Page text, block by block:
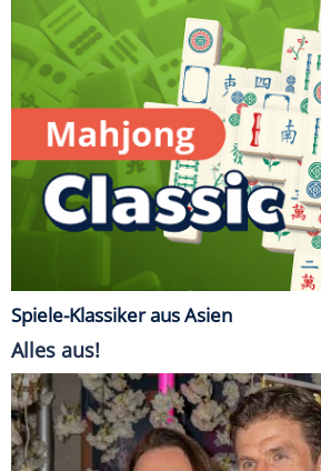
Spiele-Klassiker aus Asien
Alles aus!